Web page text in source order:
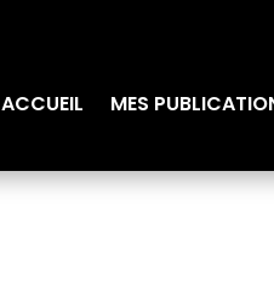
ACCUEIL MES